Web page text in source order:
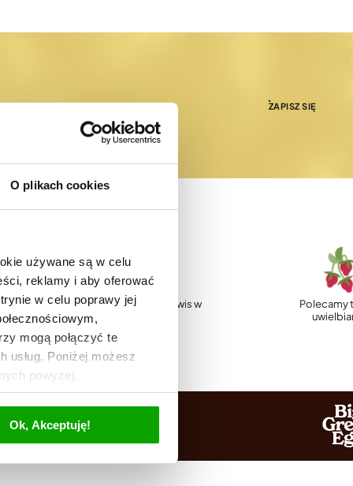
O plikach cookies
używane są w celu
reklamy i aby oferować
w celu poprawy jej
mogą połączyć te
usług. Poniżej możesz
powyżej.
Ok, Akceptuję!
ZAPISZ SIĘ
Profesjonalny serwis w
Polecamy